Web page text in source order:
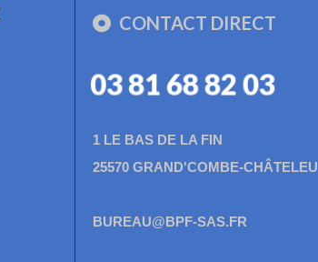
CONTACT DIRECT
03 81 68 82 03
1 LE BAS DE LA FIN
25570 GRAND'COMBE-CHÂTELEU
BUREAU@BPF-SAS.FR